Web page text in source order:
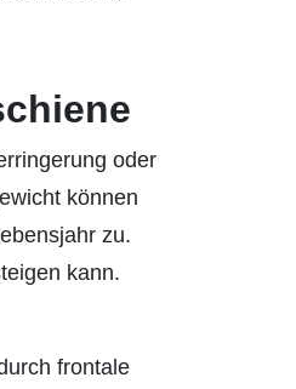
oder
können
zu.
kann.
frontale